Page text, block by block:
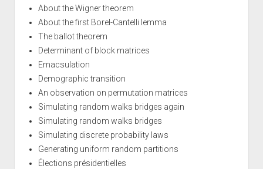
About the Wigner theorem
About the first Borel-Cantelli lemma
The ballot theorem
Determinant of block matrices
Emacsulation
Demographic transition
An observation on permutation matrices
Simulating random walks bridges again
Simulating random walks bridges
Simulating discrete probability laws
Generating uniform random partitions
Élections présidentielles